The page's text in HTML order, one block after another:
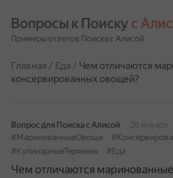
Вопросы к Поиску с
Примеры ответов Поиска с Алисой
Главная / Еда / Чем отличаются
консервированных овощей?
Вопрос для Поиска с Алисой
26 января
#МаринованныеОвощи
#КулинарныеТермины
#Еда
Чем отличаются